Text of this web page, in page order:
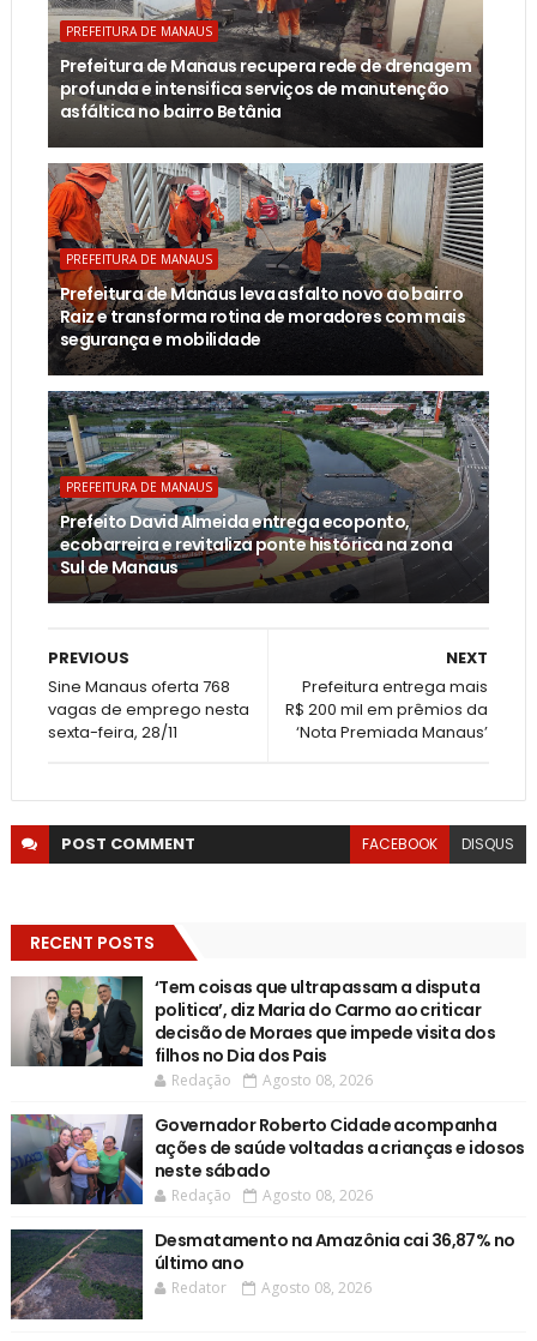
PREFEITURA DE MANAUS
Prefeitura de Manaus recupera rede de drenagem
profunda e intensifica serviços de manutenção
asfáltica no bairro Betânia
PREFEITURA DE MANAUS
Prefeitura de Manaus leva asfalto novo ao bairro
Raiz e transforma rotina de moradores com mais
segurança e mobilidade
PREFEITURA DE MANAUS
Prefeito David Almeida entrega ecoponto,
ecobarreira e revitaliza ponte histórica na zona
Sul de Manaus
NEXT
Prefeitura entrega mais
R$ 200 mil em prêmios da
‘Nota Premiada Manaus’
PREVIOUS
Sine Manaus oferta 768
vagas de emprego nesta
sexta-feira, 28/11
POST COMMENT FACEBOOK DISQUS
RECENT POSTS
‘Tem coisas que ultrapassam a disputa
politica’, diz Maria do Carmo ao criticar
decisão de Moraes que impede visita dos
filhos no Dia dos Pais
Redação Agosto 08, 2026
Governador Roberto Cidade acompanha
ações de saúde voltadas a crianças e idosos
neste sábado
Redação Agosto 08, 2026
Desmatamento na Amazônia cai 36,87% no
último ano
Redator Agosto 08, 2026